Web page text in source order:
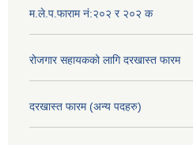
म.ले.प.फाराम नं:२०२ र २०२ क
रोजगार सहायकको लागि दरखास्त फारम
दरखास्त फारम (अन्य पदहरु)